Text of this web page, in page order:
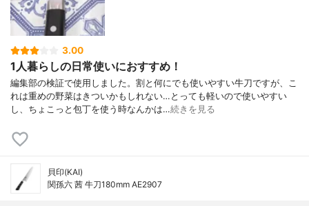
3.00
1人暮らしの日常使いにおすすめ！
編集部の検証で使用しました。割と何にでも使いやすい牛刀ですが、こ
れは重めの野菜はきついかもしれない…とっても軽いので使いやすい
し、ちょこっと包丁を使う時なんかは…続きを見る
貝印(KAI)
関孫六 茜 牛刀180mm AE2907